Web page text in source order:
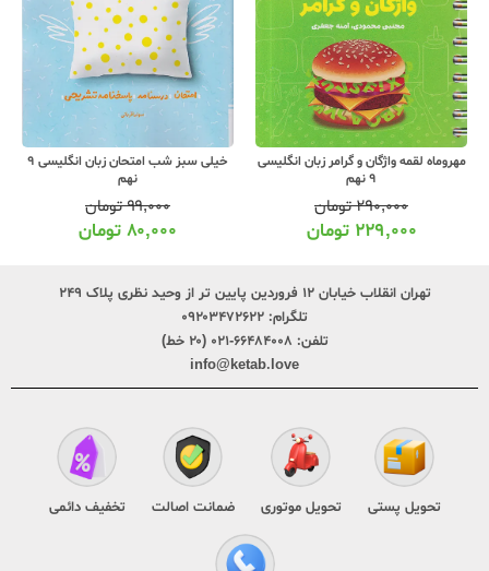
مهروماه لقمه واژگان و گرامر زبان انگلیسی
9 نهم
۲۹۰,۰۰۰تومان
۲۲۹,۰۰۰ تومان
خیلی سبز شب امتحان زبان انگلیسی 9
نهم
۹۹,۰۰۰تومان
۸۰,۰۰۰ تومان
تهران انقلاب خیابان ۱۲ فروردین پایین تر از وحید نظری پلاک ۲۴۹
تلگرام: ۰۹۲۰۳۴۷۲۶۲۲
تلفن: ۶۶۴۸۴۰۰۸-۰۲۱ (۲۰ خط)
info@ketab.love
تحویل پستی تحویل موتوری ضمانت اصالت تخفیف دائمی